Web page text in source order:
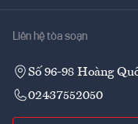
Liên hệ tòa soạn
Số 96-98 Hoàng
02437552050